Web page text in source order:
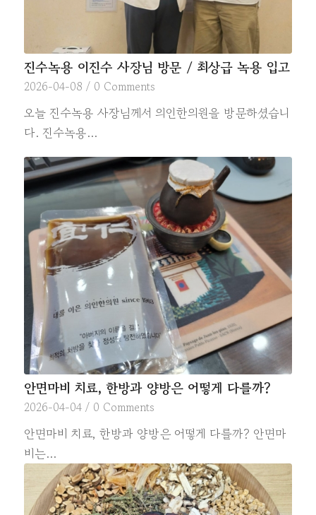
진수녹용 이진수 사장님 방문 / 최상급 녹용 입고
2026-04-08 / 0 Comments
오늘 진수녹용 사장님께서 의인한의원을 방문하셨습니
다. 진수녹용…
안면마비 치료, 한방과 양방은 어떻게 다를까?
2026-04-04 / 0 Comments
안면마비 치료, 한방과 양방은 어떻게 다를까? 안면마
비는…